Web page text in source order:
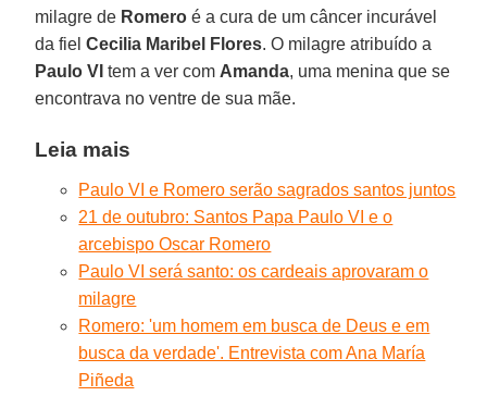
milagre de Romero é a cura de um câncer incurável
da fielCecilia Maribel Flores. O milagre atribuído a
Paulo VItem a ver com Amanda, uma menina que se
encontrava no ventre de sua mãe.
Leia mais
Paulo VI e Romero serão sagrados santos juntos
21 de outubro: Santos Papa Paulo VI e o
arcebispo Oscar Romero
Paulo VI será santo: os cardeais aprovaram o
milagre
Romero: 'um homem em busca de Deus e em
busca da verdade'. Entrevista com Ana María
Piñeda